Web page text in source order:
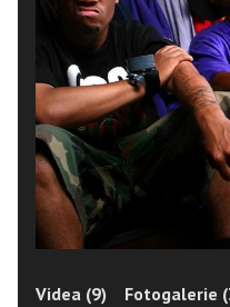
Videa (9) Fotogalerie